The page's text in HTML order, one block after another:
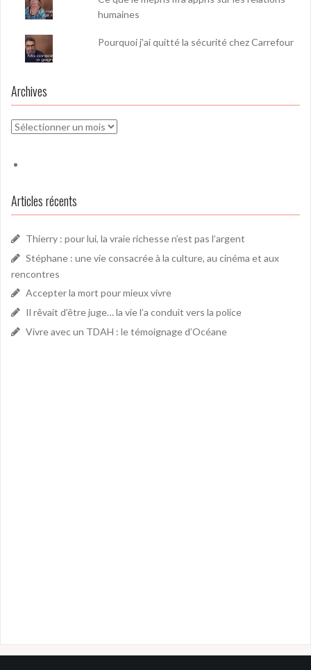
humaines
Pourquoi j'ai quitté la sécurité chez Carrefour
Archives
Archives
Articles récents
Thierry : pour lui, la vraie richesse n’est pas l’argent
Stéphane : une vie consacrée à la culture, au cinéma et aux
rencontres
Accepter la mort pour mieux vivre
Il rêvait d’être juge… la vie l’a conduit vers la police
Vivre avec un TDAH : le témoignage d’Océane